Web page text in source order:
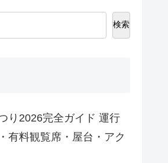
検索
り2026完全ガイド 運行
有料観覧席・屋台・アク